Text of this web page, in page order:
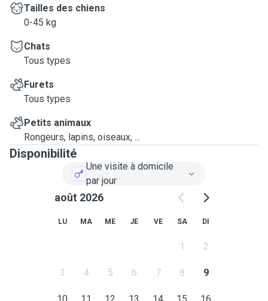
Tailles des chiens
0-45 kg
Chats
Tous types
Furets
Tous types
Petits animaux
Rongeurs, lapins, oiseaux, ...
Disponibilité
Une visite à domicile
par jour
août 2026
LU MA ME JE VE SA DI
1 2
3 4 5 6 7 8 9